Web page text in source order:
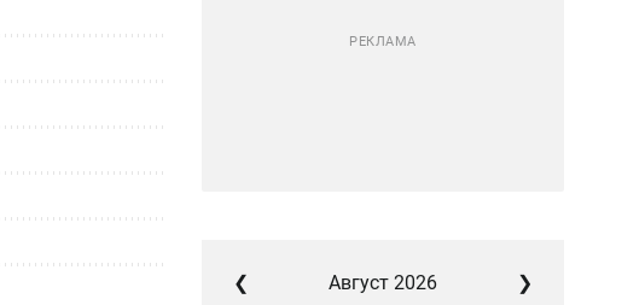
❮ Август 2026 ❯